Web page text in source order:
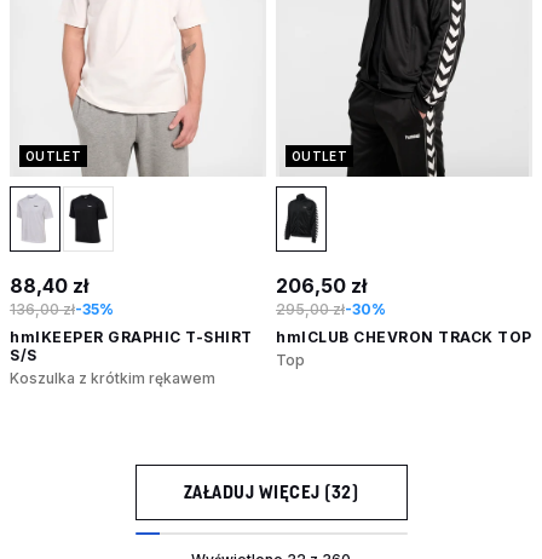
OUTLET
88,40 zł
136,00 zł-35%
hmlKEEPER GRAPHIC T-SHIRT
S/S
Koszulka z krótkim rękawem
OUTLET
206,50 zł
295,00 zł-30%
hmlCLUB CHEVRON TRACK TOP
Top
ZAŁADUJ WIĘCEJ (32)